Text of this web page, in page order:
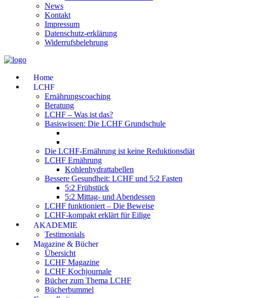
News
Kontakt
Impressum
Datenschutz-erklärung
Widerrufsbelehrung
Home
LCHF
Ernährungscoaching
Beratung
LCHF – Was ist das?
Basiswissen: Die LCHF Grundschule
Die LCHF-Ernährung ist keine Reduktionsdiät
LCHF Ernährung
Kohlenhydrattabellen
Bessere Gesundheit: LCHF und 5:2 Fasten
5:2 Frühstück
5:2 Mittag- und Abendessen
LCHF funktioniert – Die Beweise
LCHF-kompakt erklärt für Eilige
AKADEMIE
Testimonials
Magazine & Bücher
Übersicht
LCHF Magazine
LCHF Kochjournale
Bücher zum Thema LCHF
Bücherbummel